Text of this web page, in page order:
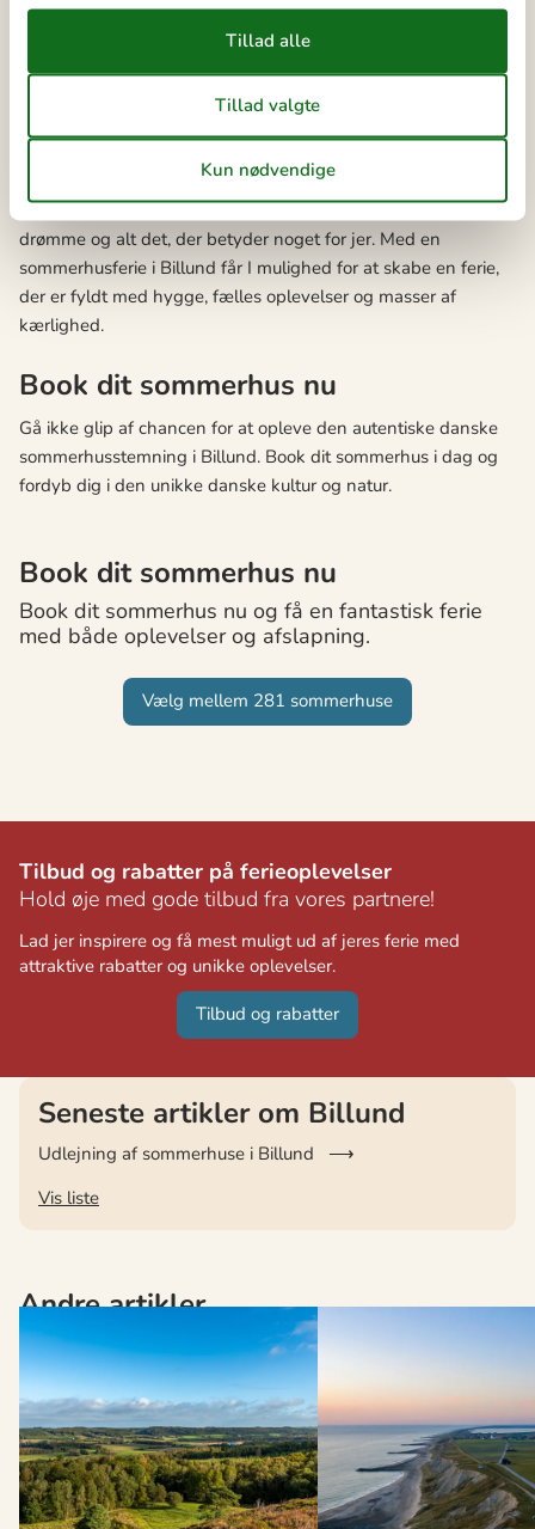
bånd som familie.
Til sidst er det vigtigt at huske, at en sommerhusferie i Billund
også handler om at slappe af og nyde roen. Tag jer tid til at
ved søen. Disse stille stunder sammen er utrolig vigtige for at
styrke jeres relationer og give jer tid til at tale om livet,
drømme og alt det, der betyder noget for jer. Med en
sommerhusferie i Billund får I mulighed for at skabe en ferie,
der er fyldt med hygge, fælles oplevelser og masser af
kærlighed.
Book dit sommerhus nu
Gå ikke glip af chancen for at opleve den autentiske danske
sommerhusstemning i Billund. Book dit sommerhus i dag og
fordyb dig i den unikke danske kultur og natur.
Book dit sommerhus nu
Book dit sommerhus nu og få en fantastisk ferie
med både oplevelser og afslapning.
Vælg mellem 281 sommerhuse
Tilbud og rabatter på ferieoplevelser
Hold øje med gode tilbud fra vores partnere!
Lad jer inspirere og få mest muligt ud af jeres ferie med
attraktive rabatter og unikke oplevelser.
Tilbud og rabatter
Seneste artikler om Billund
Udlejning af sommerhuse i Billund
Vis liste
Andre artikler